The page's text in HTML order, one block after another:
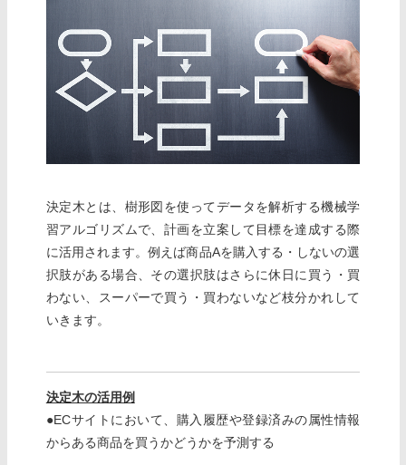
決定木とは、樹形図を使ってデータを解析する機械学
習アルゴリズムで、計画を立案して目標を達成する際
に活用されます。例えば商品Aを購入する・しないの選
択肢がある場合、その選択肢はさらに休日に買う・買
わない、スーパーで買う・買わないなど枝分かれして
いきます。
決定木の活用例
●ECサイトにおいて、購入履歴や登録済みの属性情報
からある商品を買うかどうかを予測する